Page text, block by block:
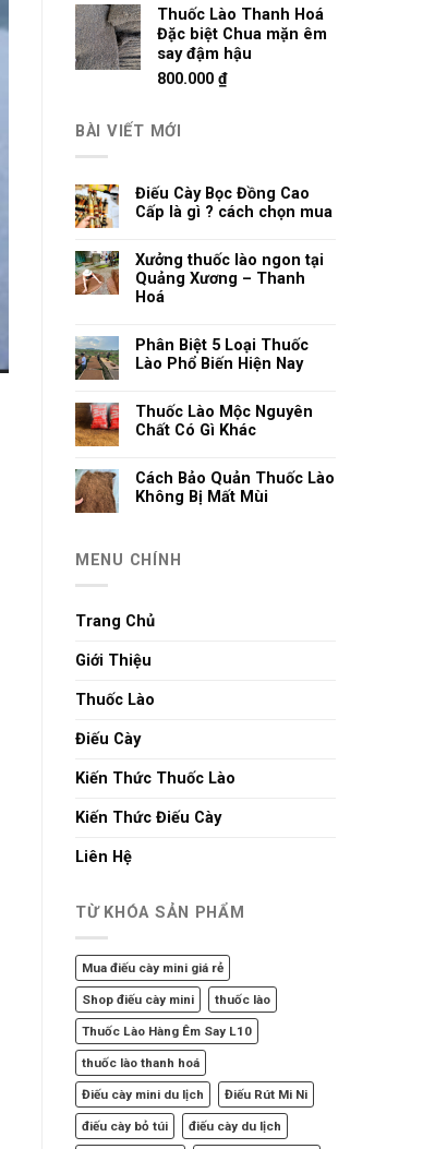
Thuốc Lào Thanh Hoá
Đặc biệt Chua mặn êm
say đậm hậu
800.000 ₫
BÀI VIẾT MỚI
Điếu Cày Bọc Đồng Cao
Cấp là gì ? cách chọn mua
Xưởng thuốc lào ngon tại
Quảng Xương – Thanh
Hoá
Phân Biệt 5 Loại Thuốc
Lào Phổ Biến Hiện Nay
Thuốc Lào Mộc Nguyên
Chất Có Gì Khác
Cách Bảo Quản Thuốc Lào
Không Bị Mất Mùi
MENU CHÍNH
Trang Chủ
Giới Thiệu
Thuốc Lào
Điếu Cày
Kiến Thức Thuốc Lào
Kiến Thức Điếu Cày
Liên Hệ
TỪ KHÓA SẢN PHẨM
Mua điếu cày mini giá rẻ
Shop điếu cày mini thuốc lào
Thuốc Lào Hàng Êm Say L10
thuốc lào thanh hoá
Điếu cày mini du lịch Điếu Rút Mi Ni
điếu cày bỏ túi điếu cày du lịch